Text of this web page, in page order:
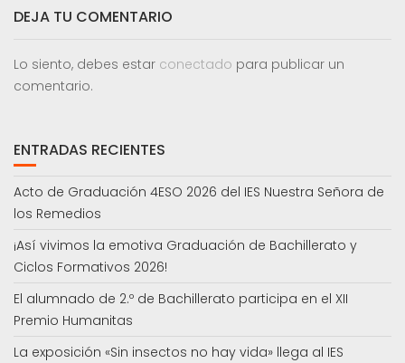
DEJA TU COMENTARIO
Lo siento, debes estar conectado para publicar un
comentario.
ENTRADAS RECIENTES
Acto de Graduación 4ESO 2026 del IES Nuestra Señora de
los Remedios
¡Así vivimos la emotiva Graduación de Bachillerato y
Ciclos Formativos 2026!
El alumnado de 2.º de Bachillerato participa en el XII
Premio Humanitas
La exposición «Sin insectos no hay vida» llega al IES